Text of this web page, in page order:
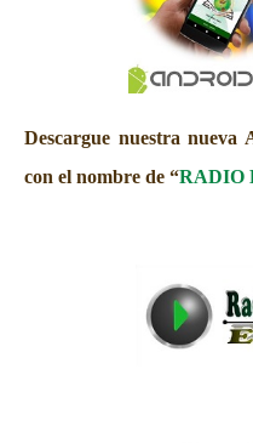
Descargue nuestra nueva
con el nombre de “RADIO